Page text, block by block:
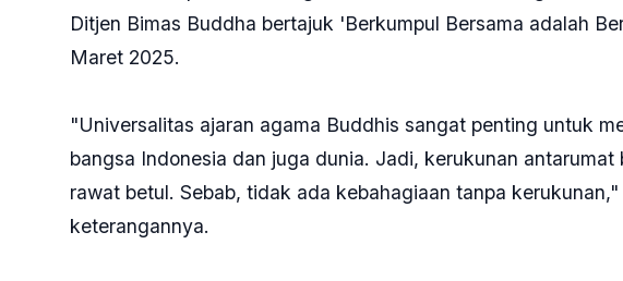
Ditjen Bimas Buddha bertajuk 'Berkumpul Bersama adalah
Maret 2025.
"Universalitas ajaran agama Buddhis sangat penting untuk
bangsa Indonesia dan juga dunia. Jadi, kerukunan
rawat betul. Sebab, tidak ada kebahagiaan tanpa
keterangannya.